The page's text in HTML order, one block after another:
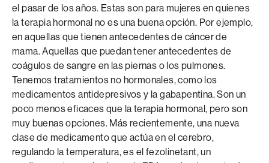
el pasar de los años. Estas son para mujeres en quienes
la terapia hormonal no es una buena opción. Por ejemplo,
en aquellas que tienen antecedentes de cáncer de
mama. Aquellas que puedan tener antecedentes de
coágulos de sangre en las piernas o los pulmones.
Tenemos tratamientos no hormonales, como los
medicamentos antidepresivos y la gabapentina. Son un
poco menos eficaces que la terapia hormonal, pero son
muy buenas opciones. Más recientemente, una nueva
clase de medicamento que actúa en el cerebro,
regulando la temperatura, es el fezolinetant, un